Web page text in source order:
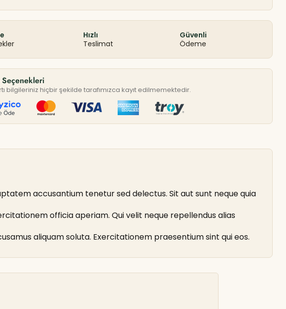
Hızlı
Teslimat
Güvenli
Ödeme
bilgileriniz hiçbir şekilde tarafımızca kayıt edilmemektedir.
accusantium tenetur sed delectus. Sit aut sunt neque quia
officia aperiam. Qui velit neque repellendus alias
aliquam soluta. Exercitationem praesentium sint qui eos.